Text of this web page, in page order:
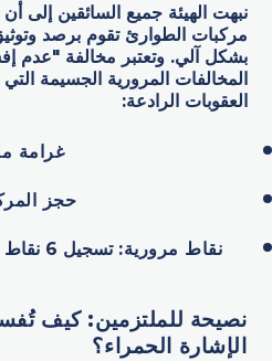
نبهت الهيئة جميع السائقين إلى
مركبات الطوارئ تقوم برصد
بشكل آلي. وتعتبر مخالفة "عدم
المخالفات المرورية الجسيمة
العقوبات الرادعة:
غرامة
حجز
نقاط مرورية:
تسجيل
نصيحة للملتزمين: كيف
الإشارة الحمراء؟